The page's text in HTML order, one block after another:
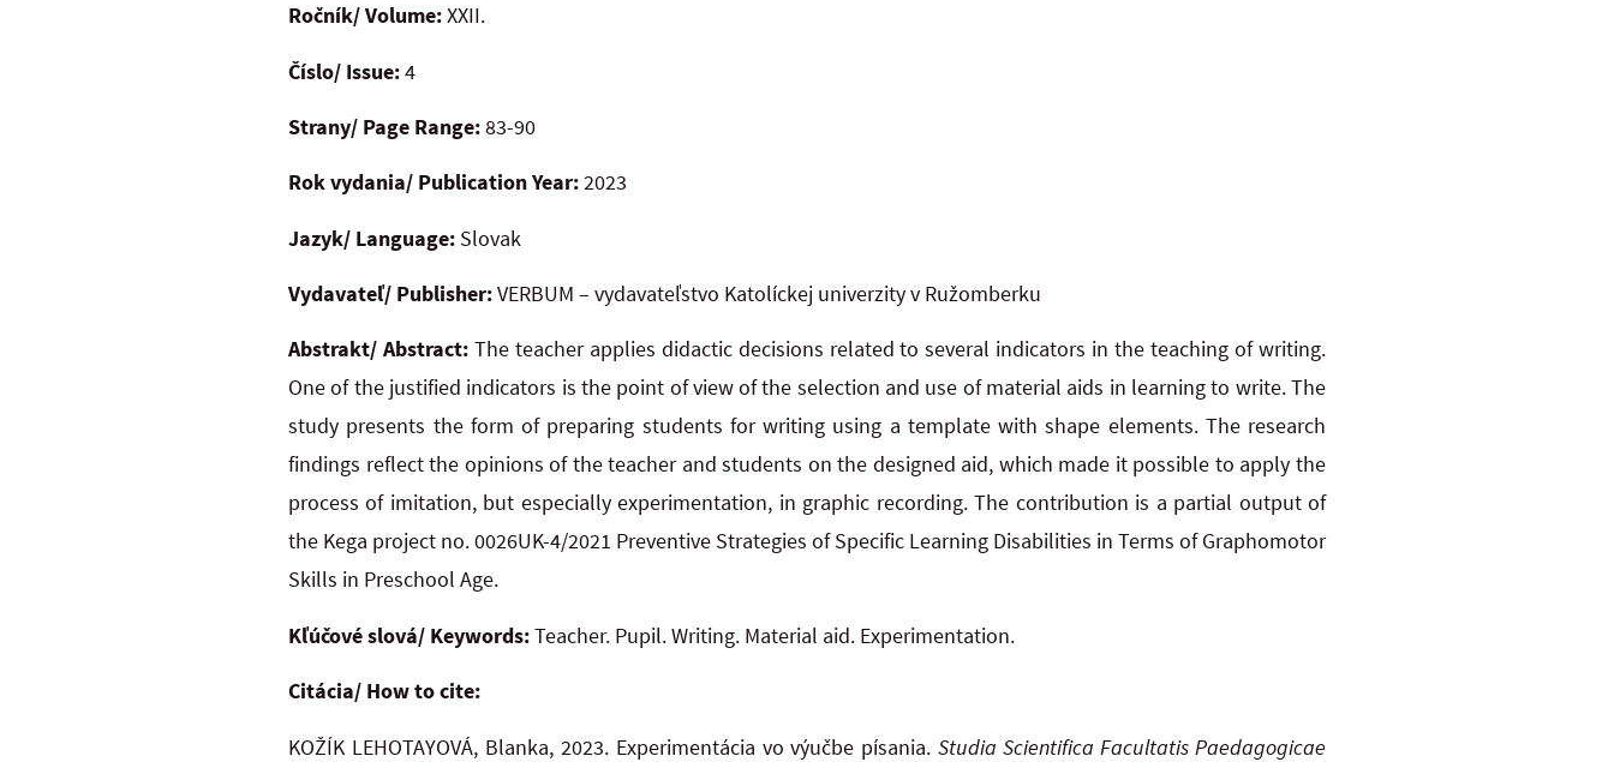
Ročník/ Volume:XXII.
Číslo/ Issue:4
Strany/ Page Range:83-90
Rok vydania/ Publication Year:2023
Jazyk/ Language: Slovak
Vydavateľ/ Publisher:VERBUM – vydavateľstvo Katolíckej univerzity v Ružomberku
Abstrakt/ Abstract:The teacher applies didactic decisions related to several indicators in the teaching of writing.
One of the justified indicators is the point of view of the selection and use of material aids in learning to write. The
study presents the form of preparing students for writing using a template with shape elements. The research
findings reflect the opinions of the teacher and students on the designed aid, which made it possible to apply the
process of imitation, but especially experimentation, in graphic recording. The contribution is a partial output of
the Kega project no. 0026UK-4/2021 Preventive Strategies of Specific Learning Disabilities in Terms of Graphomotor
Skills in Preschool Age.
Kľúčové slová/ Keywords:Teacher. Pupil. Writing. Material aid. Experimentation.
Citácia/ How to cite:
KOŽÍK LEHOTAYOVÁ, Blanka, 2023. Experimentácia vo výučbe písania.Studia Scientifica Facultatis Paedagogicae